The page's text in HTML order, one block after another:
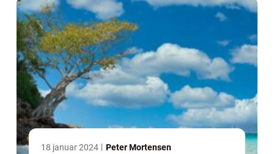
18 januar 2024 Peter Mortensen